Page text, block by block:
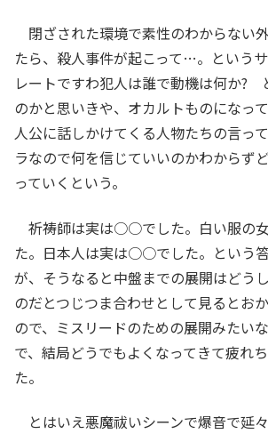
閉ざされた環境で素性のわからない
たら、殺人事件が起こって…。という
レートですわ犯人は誰で動機は何か?
のかと思いきや、オカルトものになっ
人公に話しかけてくる人物たちの言っ
ラなので何を信じていいのかわからず
っていくという。
祈祷師は実は○○でした。白い服の
た。日本人は実は○○でした。という
が、そうなると中盤までの展開はどう
のだとつじつま合わせとして見るとお
ので、ミスリードのための展開みたい
で、結局どうでもよくなってきて疲れ
た。
とはいえ悪魔祓いシーンで爆音で延